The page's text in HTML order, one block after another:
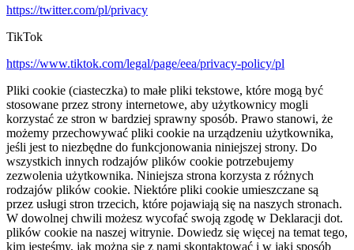
https://twitter.com/pl/privacy
TikTok
https://www.tiktok.com/legal/page/eea/privacy-policy/pl
Pliki cookie (ciasteczka) to małe pliki tekstowe, które mogą być
stosowane przez strony internetowe, aby użytkownicy mogli
korzystać ze stron w bardziej sprawny sposób. Prawo stanowi, że
możemy przechowywać pliki cookie na urządzeniu użytkownika,
jeśli jest to niezbędne do funkcjonowania niniejszej strony. Do
wszystkich innych rodzajów plików cookie potrzebujemy
zezwolenia użytkownika. Niniejsza strona korzysta z różnych
rodzajów plików cookie. Niektóre pliki cookie umieszczane są
przez usługi stron trzecich, które pojawiają się na naszych stronach.
W dowolnej chwili możesz wycofać swoją zgodę w Deklaracji dot.
plików cookie na naszej witrynie. Dowiedz się więcej na temat tego,
kim jesteśmy, jak można się z nami skontaktować i w jaki sposób